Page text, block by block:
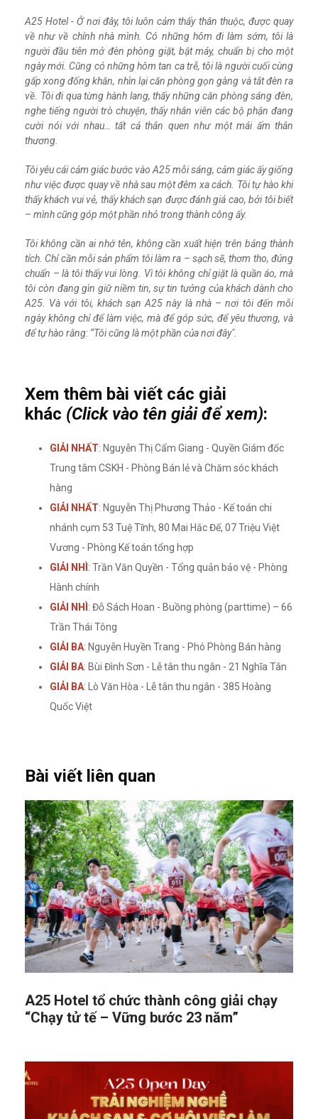
A25 Hotel - Ở nơi đây, tôi luôn cảm thấy thân thuộc, được quay
về như về chính nhà mình. Có những hôm đi làm sớm, tôi là
người đầu tiên mở đèn phòng giặt, bật máy, chuẩn bị cho một
ngày mới. Cũng có những hôm tan ca trễ, tôi là người cuối cùng
gấp xong đống khăn, nhìn lại căn phòng gọn gàng và tắt đèn ra
về. Tôi đi qua từng hành lang, thấy những căn phòng sáng đèn,
nghe tiếng người trò chuyện, thấy nhân viên các bộ phận đang
cười nói với nhau… tất cả thân quen như một mái ấm thân
thương.
Tôi yêu cái cảm giác bước vào A25 mỗi sáng, cảm giác ấy giống
như việc được quay về nhà sau một đêm xa cách. Tôi tự hào khi
thấy khách vui vẻ, thấy khách sạn được đánh giá cao, bởi tôi biết
– mình cũng góp một phần nhỏ trong thành công ấy.
Tôi không cần ai nhớ tên, không cần xuất hiện trên bảng thành
tích. Chỉ cần mỗi sản phẩm tôi làm ra – sạch sẽ, thơm tho, đúng
chuẩn – là tôi thấy vui lòng. Vì tôi không chỉ giặt là quần áo, mà
tôi còn đang gìn giữ niềm tin, sự tin tưởng của khách dành cho
A25. Và với tôi, khách sạn A25 này là nhà – nơi tôi đến mỗi
ngày không chỉ để làm việc, mà để góp sức, để yêu thương, và
để tự hào rằng: “Tôi cũng là một phần của nơi đây".
Xem thêm bài viết các giải
khác (Click vào tên giải để xem):
GIẢI NHẤT: Nguyễn Thị Cẩm Giang - Quyền Giám đốc
Trung tâm CSKH - Phòng Bán lẻ và Chăm sóc khách
hàng
GIẢI NHẤT: Nguyễn Thị Phương Thảo - Kế toán chi
nhánh cụm 53 Tuệ Tĩnh, 80 Mai Hắc Đế, 07 Triệu Việt
Vương - Phòng Kế toán tổng hợp
GIẢI NHÌ : Trần Văn Quyền - Tổng quản bảo vệ - Phòng
Hành chính
GIẢI NHÌ : Đỗ Sách Hoan - Buồng phòng (parttime) – 66
Trần Thái Tông
GIẢI BA: Nguyễn Huyền Trang - Phó Phòng Bán hàng
GIẢI BA: Bùi Đình Sơn - Lễ tân thu ngân - 21 Nghĩa Tân
GIẢI BA: Lò Văn Hòa - Lễ tân thu ngân - 385 Hoàng
Quốc Việt
Bài viết liên quan
A25 Hotel tổ chức thành công giải chạy
“Chạy tử tế – Vững bước 23 năm”